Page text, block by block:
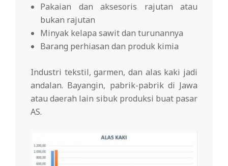
Pakaian dan aksesoris rajutan atau
bukan rajutan
Minyak kelapa sawit dan turunannya
Barang perhiasan dan produk kimia
Industri tekstil, garmen, dan alas kaki jadi
andalan. Bayangin, pabrik-pabrik di Jawa
atau daerah lain sibuk produksi buat pasar
AS.